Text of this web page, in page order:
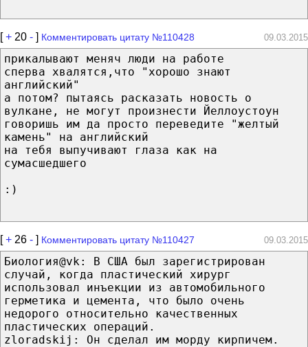
[+ 20 - ] Комментировать цитату №110428 09.03.2015
прикалывают меняч люди на работе
сперва хвалятся,что "хорошо знают
английский"
а потом? пытаясь расказать новость о
вулкане, не могут произнести Йеллоустоун
говоришь им да просто переведите "желтый
камень" на английский
на тебя выпучивают глаза как на
сумасшедшего
:)
[+ 26 - ] Комментировать цитату №110427 09.03.2015
Биология@vk: В США был зарегистрирован
случай, когда пластический хирург
использовал инъекции из автомобильного
герметика и цемента, что было очень
недорого относительно качественных
пластических операций.
zloradskij: Он сделал им морду кирпичем.